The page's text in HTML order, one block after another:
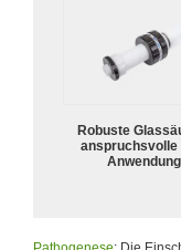
Robuste
anspruchsvolle